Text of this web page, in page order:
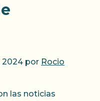
2024 por Rocio
las noticias